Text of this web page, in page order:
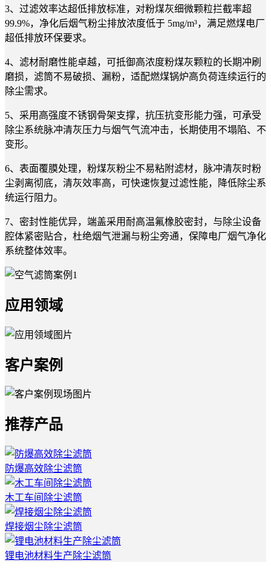
3、过滤效率达超低排放标准，对粉煤灰细微颗粒拦截率超
99.9%，净化后烟气粉尘排放浓度低于 5mg/m³，满足燃煤电厂
超低排放环保要求。
4、滤材耐磨性能卓越，可抵御高浓度粉煤灰颗粒的长期冲刷
磨损，滤筒不易破损、漏粉，适配燃煤锅炉高负荷连续运行的
除尘需求。
5、采用高强度不锈钢骨架支撑，抗压抗变形能力强，可承受
除尘系统脉冲清灰压力与烟气气流冲击，长期使用不塌陷、不
变形。
6、表面覆膜处理，粉煤灰粉尘不易粘附滤材，脉冲清灰时粉
尘剥离彻底，清灰效率高，可快速恢复过滤性能，降低除尘系
统运行阻力。
7、密封性能优异，端盖采用耐高温氟橡胶密封，与除尘设备
腔体紧密贴合，杜绝烟气泄漏与粉尘旁通，保障电厂烟气净化
系统整体效率。
应用领域
客户案例
推荐产品
防爆高效除尘滤筒
木工车间除尘滤筒
焊接烟尘除尘滤筒
锂电池材料生产除尘滤筒